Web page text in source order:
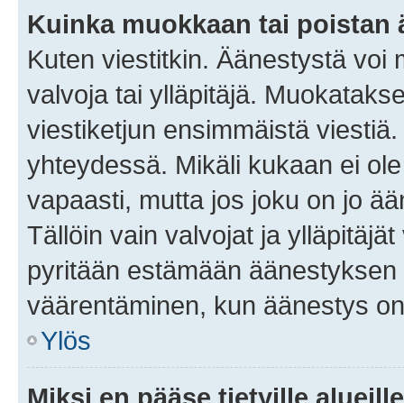
Kuinka muokkaan tai poistan
Kuten viestitkin. Äänestystä voi
valvoja tai ylläpitäjä.
viestiketjun ensimmäistä
yhteydessä. Mikäli kukaan ei
vapaasti, mutta jos joku on jo
Tällöin vain valvojat ja
pyritään estämään
väärentäminen, kun äänestys
Ylös
Miksi en pääse tietyille